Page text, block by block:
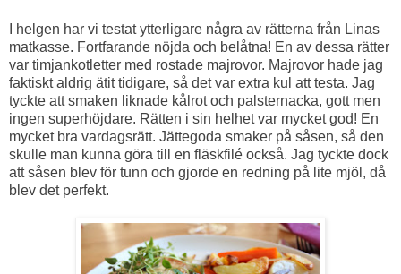
I helgen har vi testat ytterligare några av rätterna från Linas
matkasse. Fortfarande nöjda och belåtna! En av dessa rätter
var timjankotletter med rostade majrovor. Majrovor hade jag
faktiskt aldrig ätit tidigare, så det var extra kul att testa. Jag
tyckte att smaken liknade kålrot och palsternacka, gott men
ingen superhöjdare. Rätten i sin helhet var mycket god! En
mycket bra vardagsrätt. Jättegoda smaker på såsen, så den
skulle man kunna göra till en fläskfilé också. Jag tyckte dock
att såsen blev för tunn och gjorde en redning på lite mjöl, då
blev det perfekt.